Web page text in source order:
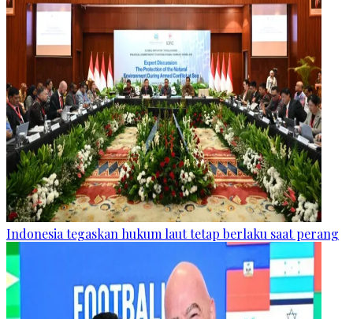
Indonesia tegaskan hukum laut tetap berlaku saat perang